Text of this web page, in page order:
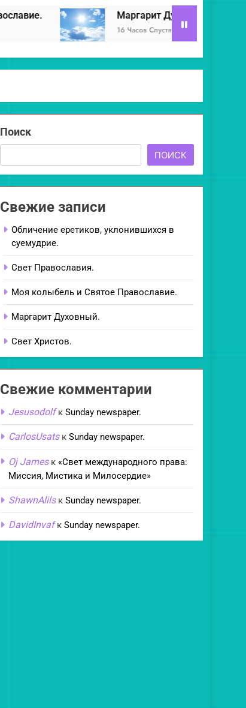
Маргарит Духовный.
16 Часов Спустя
Поиск
ПОИСК
Свежие записи
Обличение еретиков, уклонившихся в
суемудрие.
Свет Православия.
Моя колыбель и Святое Православие.
Маргарит Духовный.
Свет Христов.
Свежие комментарии
Jesusodolfк Sunday newspaper.
CarlosUsatsк Sunday newspaper.
Oj Jamesк «Свет международного права:
Миссия, Мистика и Милосердие»
ShawnAlilsк Sunday newspaper.
DavidInvafк Sunday newspaper.